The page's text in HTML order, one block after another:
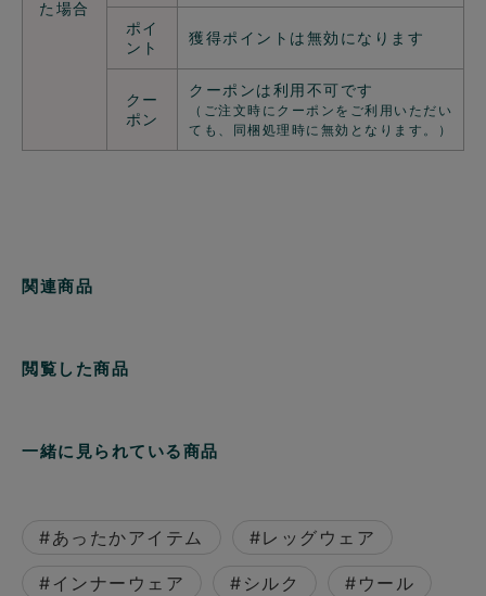
た場合
ポイ
ント
獲得ポイントは無効になります
クー
ポン
クーポンは利用不可です
（ご注文時にクーポンをご利用いただい
ても、同梱処理時に無効となります。）
関連商品
閲覧した商品
一緒に見られている商品
#あったかアイテム #レッグウェア
#インナーウェア #シルク #ウール